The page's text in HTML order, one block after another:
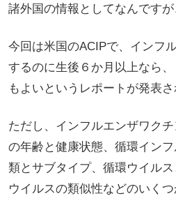
諸外国の情報としてなんですが
今回は米国のACIPで、インフ
するのに生後６か月以上なら
もよいというレポートが発表さ
ただし、インフルエンザワク
の年齢と健康状態、循環イン
類とサブタイプ、循環ウイル
ウイルスの類似性などのいく